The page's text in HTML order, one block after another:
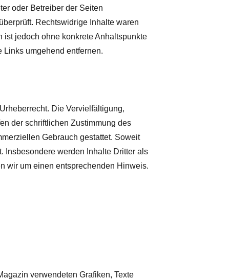
oder Betreiber der Seiten
Rechtswidrige Inhalte waren
jedoch ohne konkrete Anhaltspunkte
umgehend entfernen.
Die Vervielfältigung,
der schriftlichen Zustimmung des
Gebrauch gestattet. Soweit
Insbesondere werden Inhalte Dritter als
wir um einen entsprechenden Hinweis.
verwendeten Grafiken, Texte